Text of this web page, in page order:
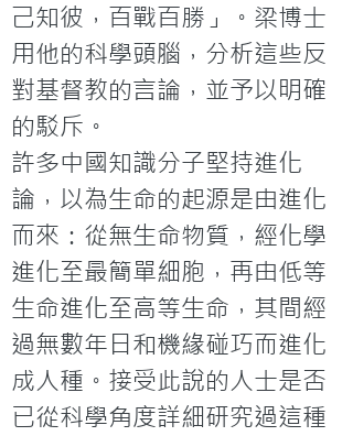
己知彼，百戰百勝」。梁博士
用他的科學頭腦，分析這些反
對基督教的言論，並予以明確
的駁斥。
許多中國知識分子堅持進化
論，以為生命的起源是由進化
而來：從無生命物質，經化學
進化至最簡單細胞，再由低等
生命進化至高等生命，其間經
過無數年日和機緣碰巧而進化
成人種。接受此說的人士是否
已從科學角度詳細研究過這種